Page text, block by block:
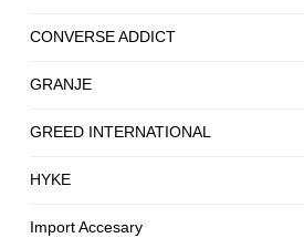
CONVERSE ADDICT
GRANJE
GREED INTERNATIONAL
HYKE
Import Accesary